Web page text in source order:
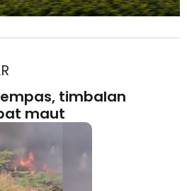
timbalan
maut